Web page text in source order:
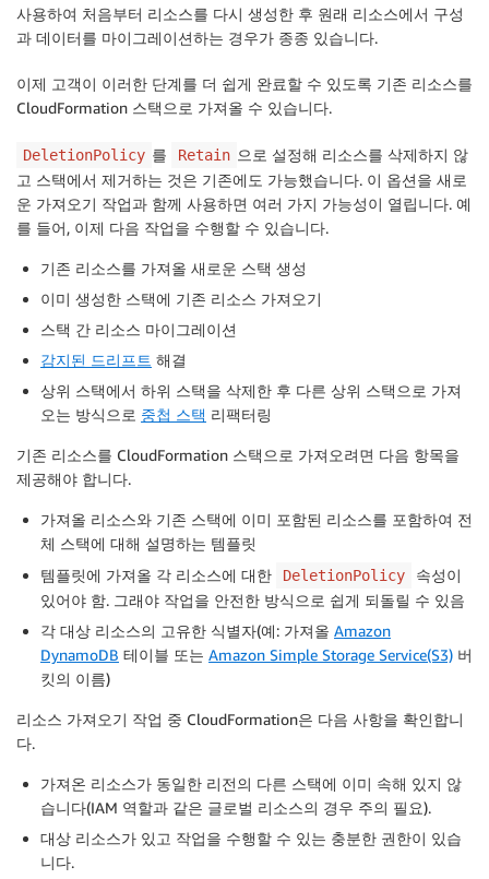
사용하여 처음부터 리소스를 다시 생성한 후 원래 리소스에서 구성
과 데이터를 마이그레이션하는 경우가 종종 있습니다.
이제 고객이 이러한 단계를 더 쉽게 완료할 수 있도록 기존 리소스를
CloudFormation 스택으로 가져올 수 있습니다.
DeletionPolicy 를 Retain 으로 설정해 리소스를 삭제하지 않
고 스택에서 제거하는 것은 기존에도 가능했습니다. 이 옵션을 새로
운 가져오기 작업과 함께 사용하면 여러 가지 가능성이 열립니다. 예
를 들어, 이제 다음 작업을 수행할 수 있습니다.
기존 리소스를 가져올 새로운 스택 생성
이미 생성한 스택에 기존 리소스 가져오기
스택 간 리소스 마이그레이션
감지된 드리프트 해결
상위 스택에서 하위 스택을 삭제한 후 다른 상위 스택으로 가져
오는 방식으로 중첩 스택 리팩터링
기존 리소스를 CloudFormation 스택으로 가져오려면 다음 항목을
제공해야 합니다.
가져올 리소스와 기존 스택에 이미 포함된 리소스를 포함하여 전
체 스택에 대해 설명하는 템플릿
템플릿에 가져올 각 리소스에 대한
DeletionPolicy
속성이
있어야 함. 그래야 작업을 안전한 방식으로 쉽게 되돌릴 수 있음
각 대상 리소스의 고유한 식별자(예: 가져올 Amazon
DynamoDB 테이블 또는 Amazon Simple Storage Service(S3) 버
킷의 이름)
리소스 가져오기 작업 중 CloudFormation은 다음 사항을 확인합니
다.
가져온 리소스가 동일한 리전의 다른 스택에 이미 속해 있지 않
습니다(IAM 역할과 같은 글로벌 리소스의 경우 주의 필요).
대상 리소스가 있고 작업을 수행할 수 있는 충분한 권한이 있습
니다.